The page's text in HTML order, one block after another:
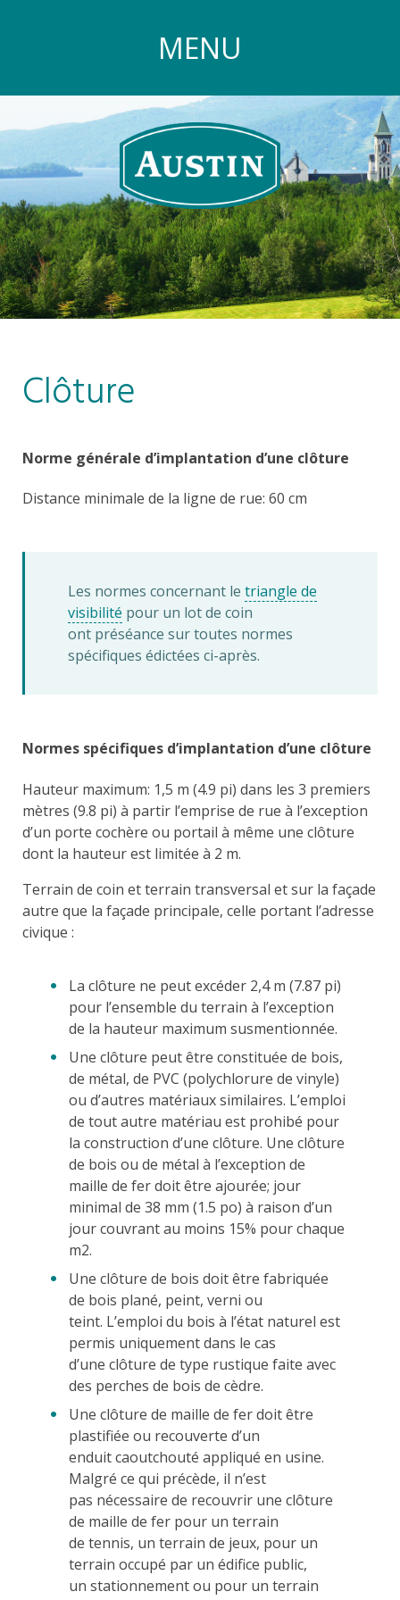
MENU
Clôture
Norme générale d’implantation d’une clôture
Distance minimale de la ligne de rue: 60 cm
Les normes concernant le triangle de
visibilité pour un lot de coin
ont préséance sur toutes normes
spécifiques édictées ci-après.
Normes spécifiques d’implantation d’une clôture
Hauteur maximum: 1,5 m (4.9 pi) dans les 3 premiers
mètres (9.8 pi) à partir l’emprise de rue à l’exception
d’un porte cochère ou portail à même une clôture
dont la hauteur est limitée à 2 m.
Terrain de coin et terrain transversal et sur la façade
autre que la façade principale, celle portant l’adresse
civique :
La clôture ne peut excéder 2,4 m (7.87 pi)
pour l’ensemble du terrain à l’exception
de la hauteur maximum susmentionnée.
Une clôture peut être constituée de bois,
de métal, de PVC (polychlorure de vinyle)
ou d’autres matériaux similaires. L’emploi
de tout autre matériau est prohibé pour
la construction d’une clôture. Une clôture
de bois ou de métal à l’exception de
maille de fer doit être ajourée; jour
minimal de 38 mm (1.5 po) à raison d’un
jour couvrant au moins 15% pour chaque
m2.
Une clôture de bois doit être fabriquée
de bois plané, peint, verni ou
teint. L’emploi du bois à l’état naturel est
permis uniquement dans le cas
d’une clôture de type rustique faite avec
des perches de bois de cèdre.
Une clôture de maille de fer doit être
plastifiée ou recouverte d’un
enduit caoutchouté appliqué en usine.
Malgré ce qui précède, il n’est
pas nécessaire de recouvrir une clôture
de maille de fer pour un terrain
de tennis, un terrain de jeux, pour un
terrain occupé par un édifice public,
un stationnement ou pour un terrain